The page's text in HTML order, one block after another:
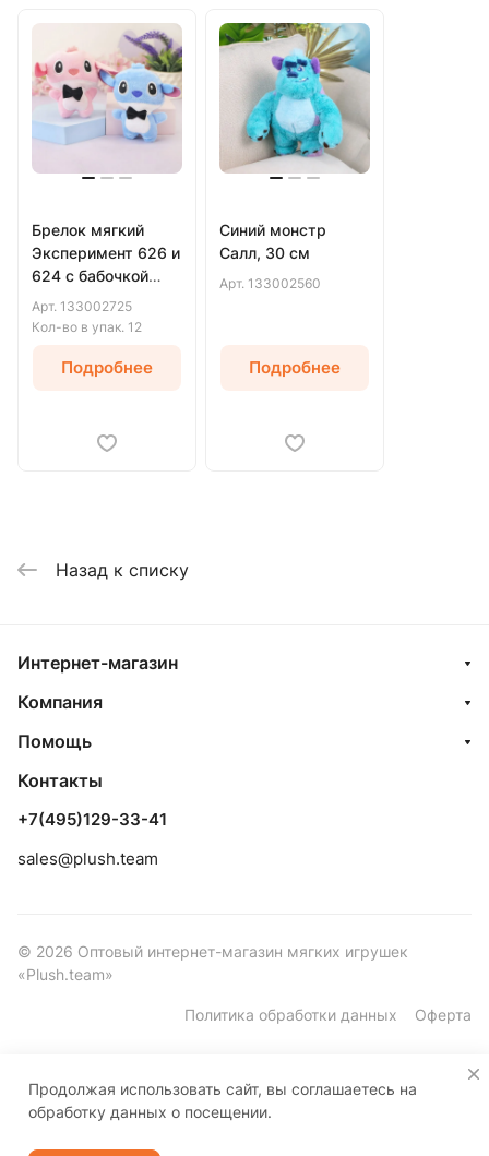
Брелок мягкий
Эксперимент 626 и
624 с бабочкой
ассортименте, 10
см
Арт. 133002725
Кол-во в упак. 12
Подробнее
Синий монстр
Салл, 30 см
Арт. 133002560
Подробнее
Назад к списку
Интернет-магазин
Компания
Помощь
Контакты
+7(495)129-33-41
sales@plush.team
© 2026 Оптовый интернет-магазин мягких игрушек
«Plush.team»
Политика обработки данных Оферта
Продолжая использовать сайт, вы соглашаетесь на
обработку данных о посещении.